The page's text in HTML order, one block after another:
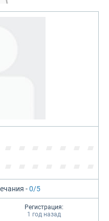
-0/5
Регистрация:
1 год назад